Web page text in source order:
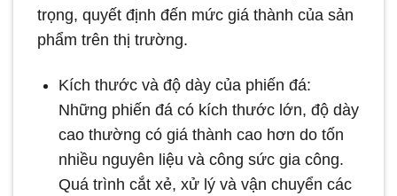
trọng, quyết định đến mức giá thành của sản
phẩm trên thị trường.
Kích thước và độ dày của phiến đá:
Những phiến đá có kích thước lớn, độ dày
cao thường có giá thành cao hơn do tốn
nhiều nguyên liệu và công sức gia công.
Quá trình cắt xẻ, xử lý và vận chuyển các